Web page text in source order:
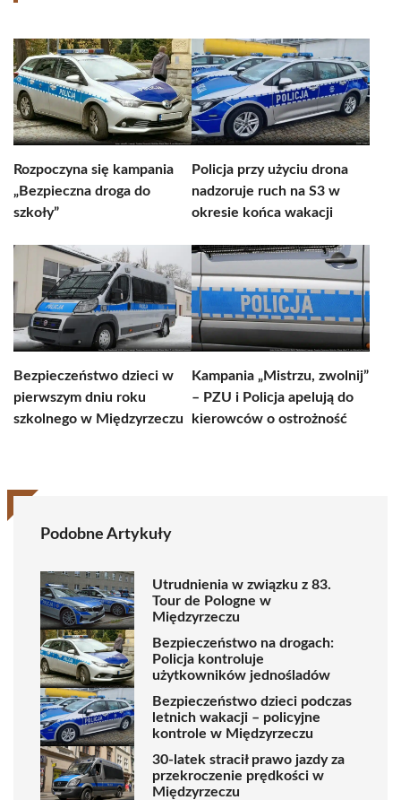
Rozpoczyna się kampania
„Bezpieczna droga do
szkoły”
Policja przy użyciu drona
nadzoruje ruch na S3 w
okresie końca wakacji
Bezpieczeństwo dzieci w
pierwszym dniu roku
szkolnego w Międzyrzeczu
Kampania „Mistrzu, zwolnij”
– PZU i Policja apelują do
kierowców o ostrożność
Podobne Artykuły
Utrudnienia w związku z 83.
Tour de Pologne w
Międzyrzeczu
Bezpieczeństwo na drogach:
Policja kontroluje
użytkowników jednośladów
Bezpieczeństwo dzieci podczas
letnich wakacji – policyjne
kontrole w Międzyrzeczu
30-latek stracił prawo jazdy za
przekroczenie prędkości w
Międzyrzeczu